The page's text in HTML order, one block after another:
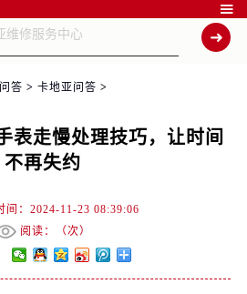

答 > 卡地亚问答 >
表走慢处理技巧，让时间
不再失约
间：2024-11-23 08:39:06
阅读：（次）